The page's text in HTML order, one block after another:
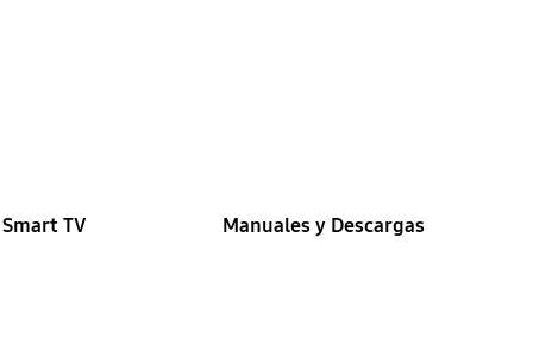
TV Manuales y Descargas